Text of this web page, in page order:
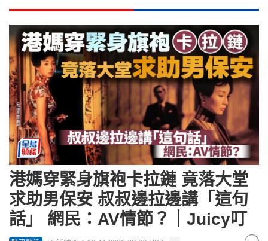
港媽穿緊身旗袍卡拉鏈 竟落大堂
求助男保安 叔叔邊拉邊講「這句
話」 網民：AV情節？｜Juicy叮